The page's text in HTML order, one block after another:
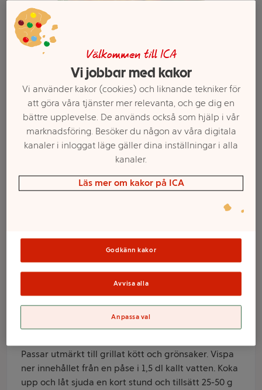
Bearnaisesås 3-p
600ml ICA
Varumärke
ICA
Produktinformation
Passar utmärkt till grillat kött och grönsaker. Vispa
ner innehållet från en påse i 1,5 dl kallt vatten. Koka
upp och låt sjuda en kort stund och tillsätt 25-50 g
Välj butik och handla
Sortimentet kan variera mellan butikerna
Välkommen till ICA
Vi jobbar med kakor
Vi använder kakor (cookies) och liknande tekniker för
att göra våra tjänster mer relevanta, och ge dig en
bättre upplevelse. De används också som hjälp i vår
marknadsföring. Besöker du någon av våra digitala
kanaler i inloggat läge gäller dina inställningar i alla
kanaler.
Läs mer om kakor på ICA
Godkänn kakor
Avvisa alla
Anpassa val